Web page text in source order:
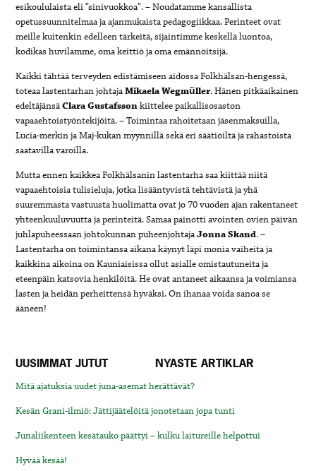
esikoululaista eli ”sinivuokkoa”. – Noudatamme kansallista
opetussuunnitelmaa ja ajanmukaista pedagogiikkaa. Perinteet ovat
meille kuitenkin edelleen tärkeitä, sijaintimme keskellä luontoa,
kodikas huvilamme, oma keittiö ja oma emännöitsijä.
Kaikki tähtää terveyden edistämiseen aidossa Folkhälsan-hengessä,
toteaa lastentarhan johtajaMikaela Wegmüller. Hänen pitkäaikainen
edeltäjänsäClara Gustafssonkiittelee paikallisosaston
vapaaehtoistyöntekijöitä. – Toimintaa rahoitetaan jäsenmaksuilla,
Lucia-merkin ja Maj-kukan myynnillä sekä eri säätiöiltä ja rahastoista
saatavilla varoilla.
Mutta ennen kaikkea Folkhälsanin lastentarha saa kiittää niitä
vapaaehtoisia tulisieluja, jotka lisääntyvistä tehtävistä ja yhä
suuremmasta vastuusta huolimatta ovat jo 70 vuoden ajan rakentaneet
yhteenkuuluvuutta ja perinteitä. Samaa painotti avointen ovien päivän
juhlapuheessaan johtokunnan puheenjohtajaJonna Skand. –
Lastentarha on toimintansa aikana käynyt läpi monia vaiheita ja
kaikkina aikoina on Kauniaisissa ollut asialle omistautuneita ja
eteenpäin katsovia henkilöitä. He ovat antaneet aikaansa ja voimiansa
lasten ja heidän perheittensä hyväksi. On ihanaa voida sanoa se
ääneen!
UUSIMMAT JUTUT NYASTE ARTIKLAR
Mitä ajatuksia uudet juna-asemat herättävät?
Kesän Grani-ilmiö: Jättijäätelöitä jonotetaan jopa tunti
Junaliikenteen kesätauko päättyi – kulku laitureille helpottui
Hyvää kesää!